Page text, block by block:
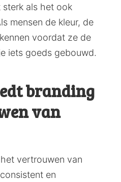
sterk als het ook
mensen de kleur, de
voordat ze de
iets goeds gebouwd.
branding
van
vertrouwen van
en